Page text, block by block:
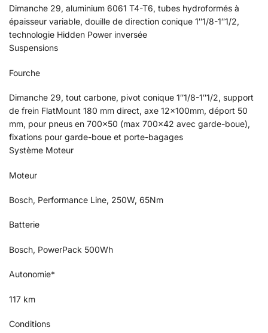
Dimanche 29, aluminium 6061 T4-T6, tubes hydroformés à
épaisseur variable, douille de direction conique 1″1/8-1″1/2,
technologie Hidden Power inversée
Suspensions
Fourche
Dimanche 29, tout carbone, pivot conique 1″1/8-1″1/2, support
de frein FlatMount 180 mm direct, axe 12x100mm, déport 50
mm, pour pneus en 700×50 (max 700×42 avec garde-boue),
fixations pour garde-boue et porte-bagages
Système Moteur
Moteur
Bosch, Performance Line, 250W, 65Nm
Batterie
Bosch, PowerPack 500Wh
Autonomie*
117 km
Conditions